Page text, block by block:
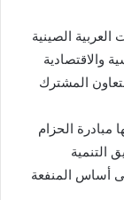
العربية الصينية
والاقتصادية
المشترك
مبادرة الحزام
التنمية
أساس المنفعة